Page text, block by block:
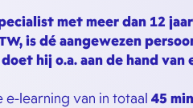
met meer dan 12
is dé aangewezen
hij o.a. aan de hand
learning van in totaal 45